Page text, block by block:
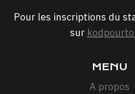
Pour les inscriptions du
sur
MENU
A propos